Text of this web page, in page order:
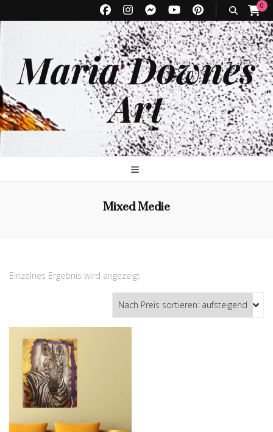
0
Maria Downes
Art
Mixed Medie
Einzelnes Ergebnis wird angezeigt